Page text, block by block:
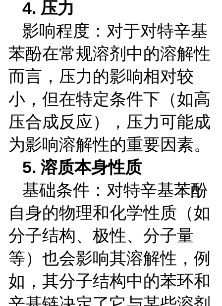
4. 压力
影响程度：对于对特辛基
苯酚在常规溶剂中的溶解性
而言，压力的影响相对较
小，但在特定条件下（如高
压合成反应），压力可能成
为影响溶解性的重要因素。
5.溶质本身性质
基础条件：对特辛基苯酚
自身的物理和化学性质（如
分子结构、极性、分子量
等）也会影响其溶解性，例
如，其分子结构中的苯环和